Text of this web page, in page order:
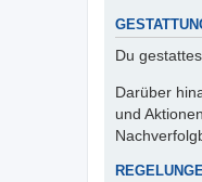
Du
Darüber
und